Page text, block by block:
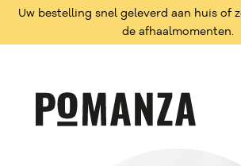
Uw bestelling snel geleverd aan huis of
de afhaalmomenten.